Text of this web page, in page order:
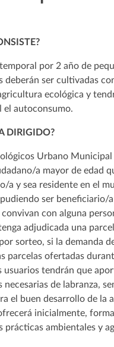
por 2 año de
deberán ser cultivadas
ecológica y
el autoconsumo.
DIRIGIDO?
Urbano Municipal
a mayor de edad
a y sea residente en el
ser beneficiario/
con alguna
adjudicada una
sorteo, si la demanda
parcelas ofertadas
usuarios tendrán que
necesarias de labranza,
el buen desarrollo de la
inicialmente,
prácticas ambientales y